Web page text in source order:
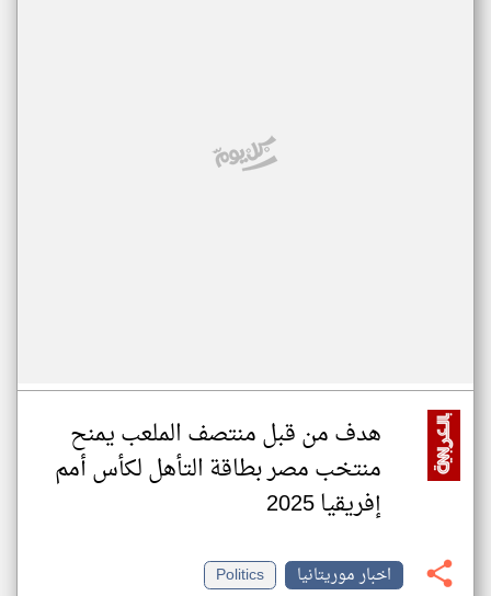
هدف من قبل منتصف الملعب يمنح
منتخب مصر بطاقة التأهل لكأس أمم
إفريقيا 2025
اخبار موريتانيا
Politics